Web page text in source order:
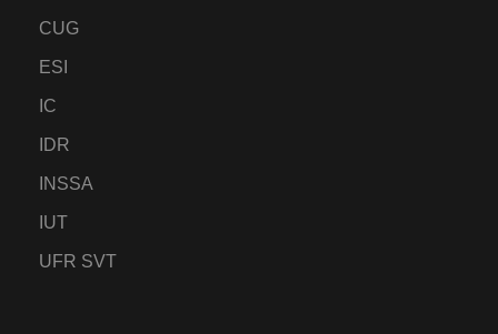
CUG
ESI
IC
IDR
INSSA
IUT
UFR SVT